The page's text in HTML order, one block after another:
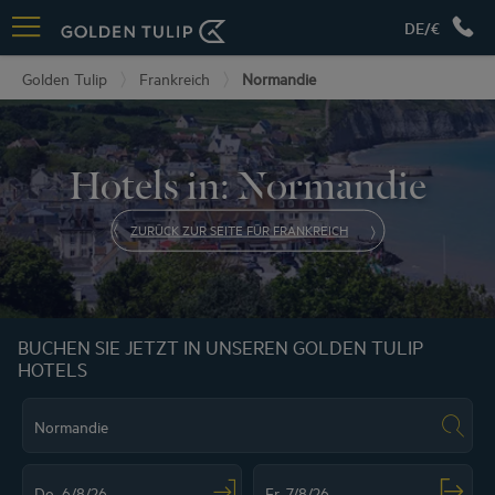
DE/€
Golden Tulip Frankreich Normandie
Hotels in: Normandie
ZURÜCK ZUR SEITE FÜR FRANKREICH
BUCHEN SIE JETZT IN UNSEREN GOLDEN TULIP
HOTELS